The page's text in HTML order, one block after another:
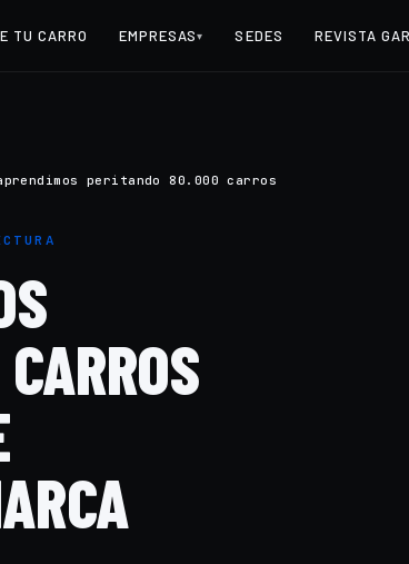
TU CARRO EMPRESAS▾ SEDES REVISTA
peritando 80.000 carros